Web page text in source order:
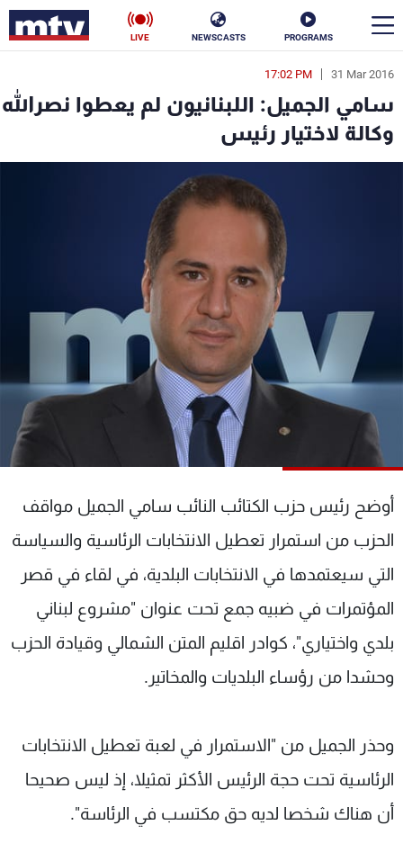
PROGRAMS
NEWSCASTS
LIVE
31 Mar 2016
17:02 PM
سامي الجميل: اللبنانيون لم يعطوا نصرالله
وكالة لاختيار رئيس
أوضح رئيس حزب الكتائب النائب سامي الجميل مواقف
الحزب من استمرار تعطيل الانتخابات الرئاسية والسياسة
التي سيعتمدها في الانتخابات البلدية، في لقاء في قصر
المؤتمرات في ضبيه جمع تحت عنوان "مشروع لبناني
بلدي واختياري"، كوادر اقليم المتن الشمالي وقيادة الحزب
وحشدا من رؤساء البلديات والمخاتير.
وحذر الجميل من "الاستمرار في لعبة تعطيل الانتخابات
الرئاسية تحت حجة الرئيس الأكثر تمثيلا، إذ ليس صحيحا
أن هناك شخصا لديه حق مكتسب في الرئاسة".
en
الأخبار
سياسة ناس
فن
رياضة
البرامج
جدول البرامج
شاهد البرامج
الترددات
عن MTV
لاعلاناتكم
وظائف
شروط الإسـتخدام